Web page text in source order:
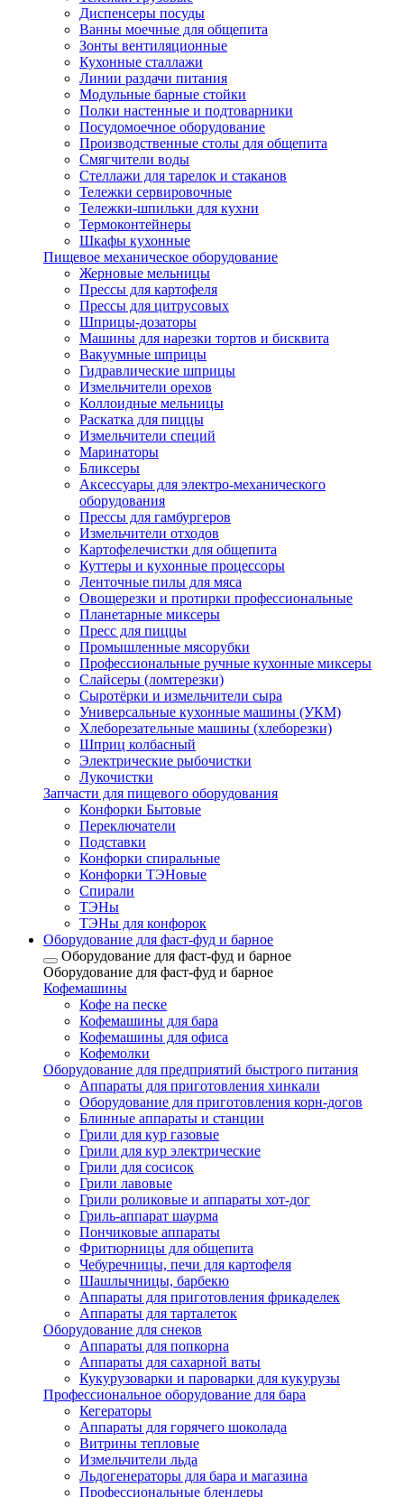
Диспенсеры посуды
Ванны моечные для общепита
Зонты вентиляционные
Кухонные сталлажи
Линии раздачи питания
Модульные барные стойки
Полки настенные и подтоварники
Посудомоечное оборудование
Производственные столы для общепита
Смягчители воды
Стеллажи для тарелок и стаканов
Тележки сервировочные
Тележки-шпильки для кухни
Термоконтейнеры
Шкафы кухонные
Пищевое механическое оборудование
Жерновые мельницы
Прессы для картофеля
Прессы для цитрусовых
Шприцы-дозаторы
Машины для нарезки тортов и бисквита
Вакуумные шприцы
Гидравлические шприцы
Измельчители орехов
Коллоидные мельницы
Раскатка для пиццы
Измельчители специй
Маринаторы
Бликсеры
Аксессуары для электро-механического
оборудования
Прессы для гамбургеров
Измельчители отходов
Картофелечистки для общепита
Куттеры и кухонные процессоры
Ленточные пилы для мяса
Овощерезки и протирки профессиональные
Планетарные миксеры
Пресс для пиццы
Промышленные мясорубки
Профессиональные ручные кухонные миксеры
Слайсеры (ломтерезки)
Сыротёрки и измельчители сыра
Универсальные кухонные машины (УКМ)
Хлеборезательные машины (хлеборезки)
Шприц колбасный
Электрические рыбочистки
Лукочистки
Запчасти для пищевого оборудования
Конфорки Бытовые
Переключатели
Подставки
Конфорки спиральные
Конфорки ТЭНовые
Спирали
ТЭНы
ТЭНы для конфорок
Оборудование для фаст-фуд и барное
Оборудование для фаст-фуд и барное
Оборудование для фаст-фуд и барное
Кофемашины
Кофе на песке
Кофемашины для бара
Кофемашины для офиса
Кофемолки
Оборудование для предприятий быстрого питания
Аппараты для приготовления хинкали
Оборудование для приготовления корн-догов
Блинные аппараты и станции
Грили для кур газовые
Грили для кур электрические
Грили для сосисок
Грили лавовые
Грили роликовые и аппараты хот-дог
Гриль-аппарат шаурма
Пончиковые аппараты
Фритюрницы для общепита
Чебуречницы, печи для картофеля
Шашлычницы, барбекю
Аппараты для приготовления фрикаделек
Аппараты для тарталеток
Оборудование для снеков
Аппараты для попкорна
Аппараты для сахарной ваты
Кукурузоварки и пароварки для кукурузы
Профессиональное оборудование для бара
Кегераторы
Аппараты для горячего шоколада
Витрины тепловые
Измельчители льда
Льдогенераторы для бара и магазина
Профессиональные блендеры